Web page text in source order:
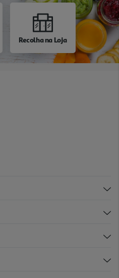
Recolha na Loja